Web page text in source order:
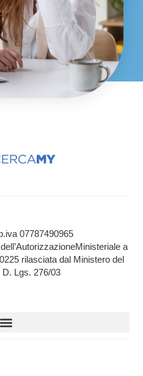
07787490965
a
rilasciata dal Ministero del
Lgs. 276/03